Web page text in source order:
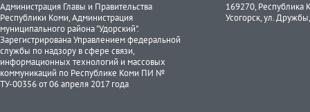
Администрация Главы и Правительства
Республики Коми, Администрация
муниципального района "Удорский".
Зарегистрирована Управлением федеральной
службы по надзору в сфере связи,
информационных технологий и массовых
коммуникаций по Республике Коми ПИ №
ТУ-00356 от 06 апреля 2017 года
169270, Республика
Усогорск, ул.